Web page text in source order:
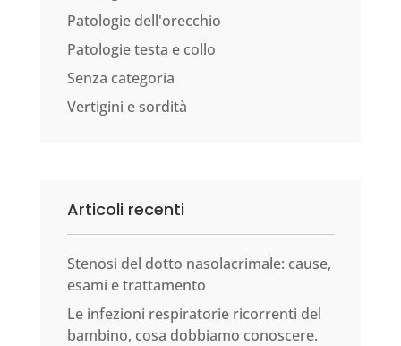
Patologie dell'orecchio
Patologie testa e collo
Senza categoria
Vertigini e sordità
Articoli recenti
Stenosi del dotto nasolacrimale: cause,
esami e trattamento
Le infezioni respiratorie ricorrenti del
bambino, cosa dobbiamo conoscere.